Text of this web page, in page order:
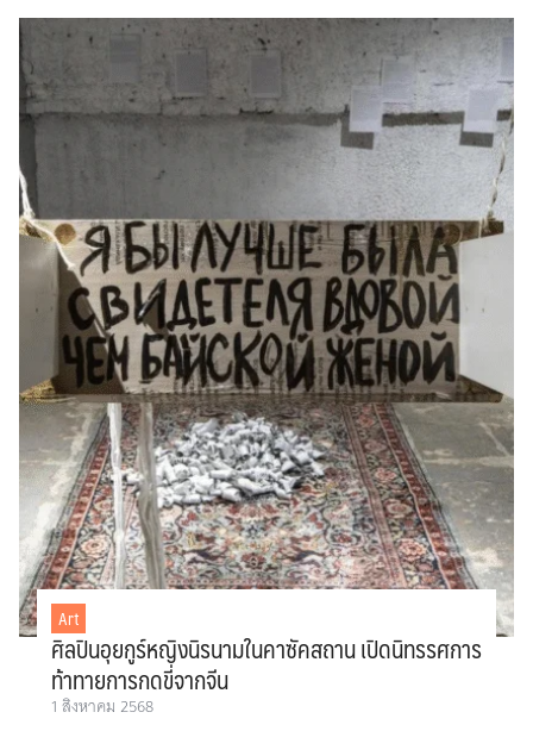
Art
ศิลปินอุยกูร์หญิงนิรนามในคาซัคสถาน เปิดนิทรรศการ
ท้าทายการกดขี่จากจีน
1 สิงหาคม 2568